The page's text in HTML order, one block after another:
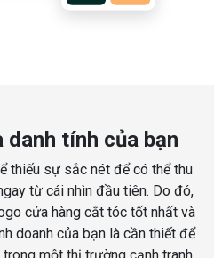
danh tính của bạn
thiếu sự sắc nét để có thể thu
từ cái nhìn đầu tiên. Do đó,
cửa hàng cắt tóc tốt nhất và
doanh của bạn là cần thiết để